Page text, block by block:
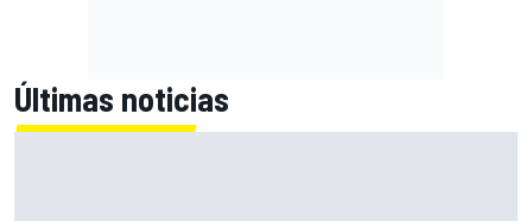
Últimas noticias